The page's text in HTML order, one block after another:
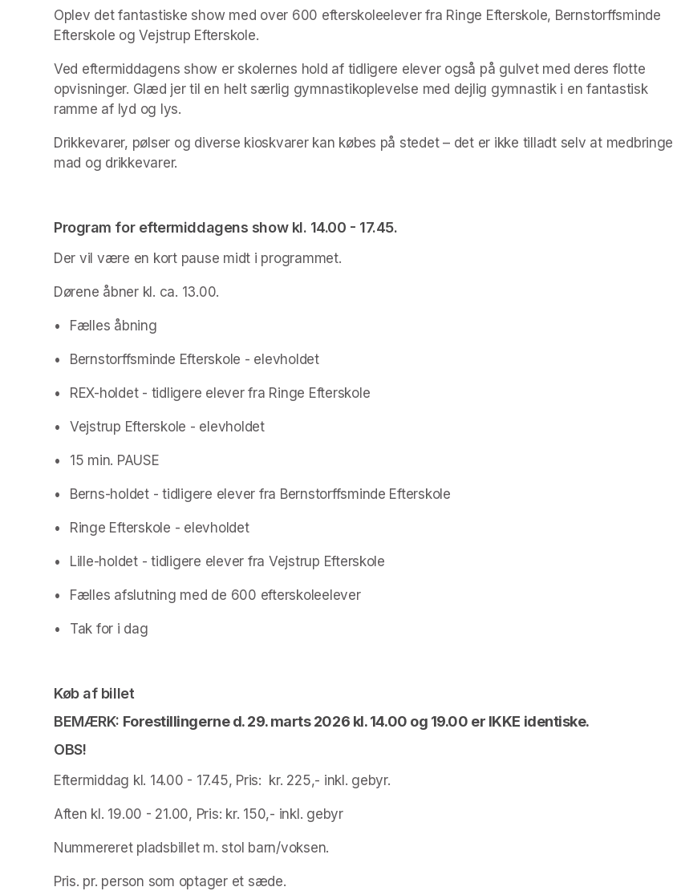
Oplev det fantastiske show med over 600 efterskoleelever fra Ringe Efterskole, Bernstorffsminde
Efterskole og Vejstrup Efterskole.
Ved eftermiddagens show er skolernes hold af tidligere elever også på gulvet med deres flotte
opvisninger. Glæd jer til en helt særlig gymnastikoplevelse med dejlig gymnastik i en fantastisk
ramme af lyd og lys.
Drikkevarer, pølser og diverse kioskvarer kan købes på stedet – det er ikke tilladt selv at medbringe
mad og drikkevarer.
Program for eftermiddagens show kl. 14.00 - 17.45.
Der vil være en kort pause midt i programmet.
Dørene åbner kl. ca. 13.00.
•	Fælles åbning
•	Bernstorffsminde Efterskole - elevholdet
•	REX-holdet - tidligere elever fra Ringe Efterskole
•	Vejstrup Efterskole - elevholdet
•	15 min. PAUSE
•	Berns-holdet - tidligere elever fra Bernstorffsminde Efterskole
•	Ringe Efterskole - elevholdet
•	Lille-holdet - tidligere elever fra Vejstrup Efterskole
•	Fælles afslutning med de 600 efterskoleelever
•	Tak for i dag
Køb af billet
BEMÆRK: Forestillingerne d. 29. marts 2026 kl. 14.00 og 19.00 er IKKE identiske.
OBS!
Eftermiddag kl. 14.00 - 17.45, Pris:  kr. 225,- inkl. gebyr.
Aften kl. 19.00 - 21.00, Pris: kr. 150,- inkl. gebyr
Nummereret pladsbillet m. stol barn/voksen.
Pris. pr. person som optager et sæde.